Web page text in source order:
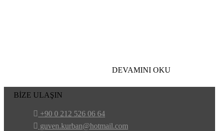
DEVAMINI OKU
BİZE ULAŞIN
+90 0 212 526 06 64
guven.kurban@hotmail.com